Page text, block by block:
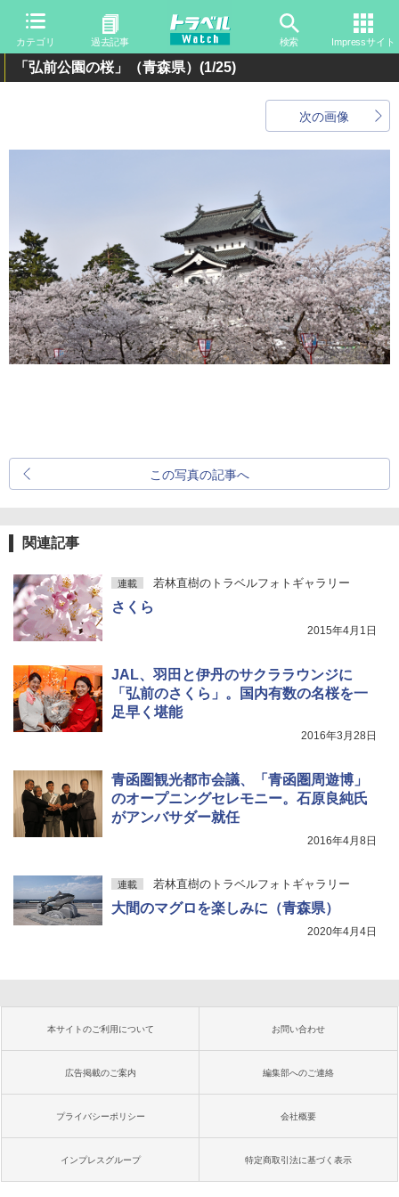
カテゴリ 過去記事 検索 Impressサイト
「弘前公園の桜」（青森県） (1/25)
次の画像
この写真の記事へ
関連記事
連載 若林直樹のトラベルフォトギャラリー
さくら
2015年4月1日
JAL、羽田と伊丹のサクララウンジに
「弘前のさくら」。国内有数の名桜を一
足早く堪能
2016年3月28日
青函圏観光都市会議、「青函圏周遊博」
のオープニングセレモニー。石原良純氏
がアンバサダー就任
2016年4月8日
連載 若林直樹のトラベルフォトギャラリー
大間のマグロを楽しみに（青森県）
2020年4月4日
本サイトのご利用について お問い合わせ
広告掲載のご案内 編集部へのご連絡
プライバシーポリシー 会社概要
インプレスグループ 特定商取引法に基づく表示